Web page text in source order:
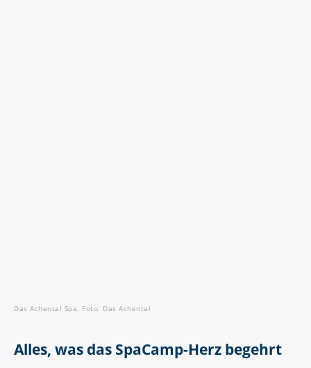
Das Achental Spa. Foto: Das Achental
Alles, was das SpaCamp-Herz begehrt